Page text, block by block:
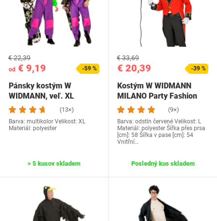
od € 9,19
€ 22,39
-59 %
Pánsky kostým W
WIDMANN, veľ. XL
(13×)
Barva: multikolor Velikost: XL
Materiál: polyester
> 5 kusov skladem
€ 20,39
€ 33,69
-39 %
Kostým W WIDMANN
MILANO Party Fashion
(9×)
Barva: odstín červené Velikost: L
Materiál: polyester Šířka přes prsa
[cm]: 58 Šířka v pase [cm]: 54
Vnitřní…
Posledný kus skladem